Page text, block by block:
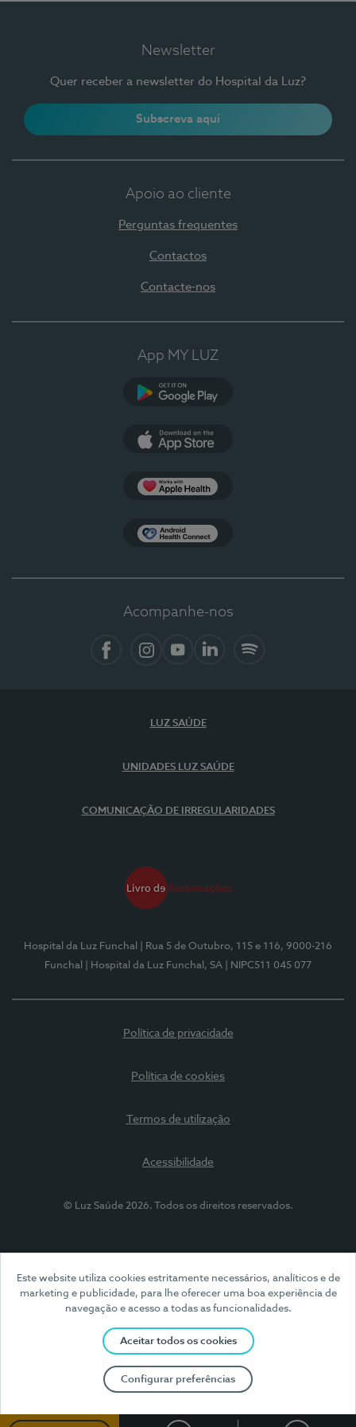
Este website utiliza cookies estritamente necessários, analíticos e de
marketing e publicidade, para lhe oferecer uma boa experiência de
navegação e acesso a todas as funcionalidades.
Aceitar todos os cookies
Configurar preferências
Newsletter
Quer receber a newsletter do Hospital da Luz?
Subscreva aqui
Apoio ao cliente
Perguntas frequentes
Contactos
Contacte-nos
App MY LUZ
Acompanhe-nos
LUZ SAÚDE
UNIDADES LUZ SAÚDE
COMUNICAÇÃO DE IRREGULARIDADES
Hospital da Luz Funchal
| Rua 5 de Outubro, 115 e 116, 9000-216
Funchal
| Hospital da Luz Funchal, SA | NIPC511 045 077
Política de privacidade
Política de cookies
Termos de utilização
Acessibilidade
© Luz Saúde 2026. Todos os direitos reservados.